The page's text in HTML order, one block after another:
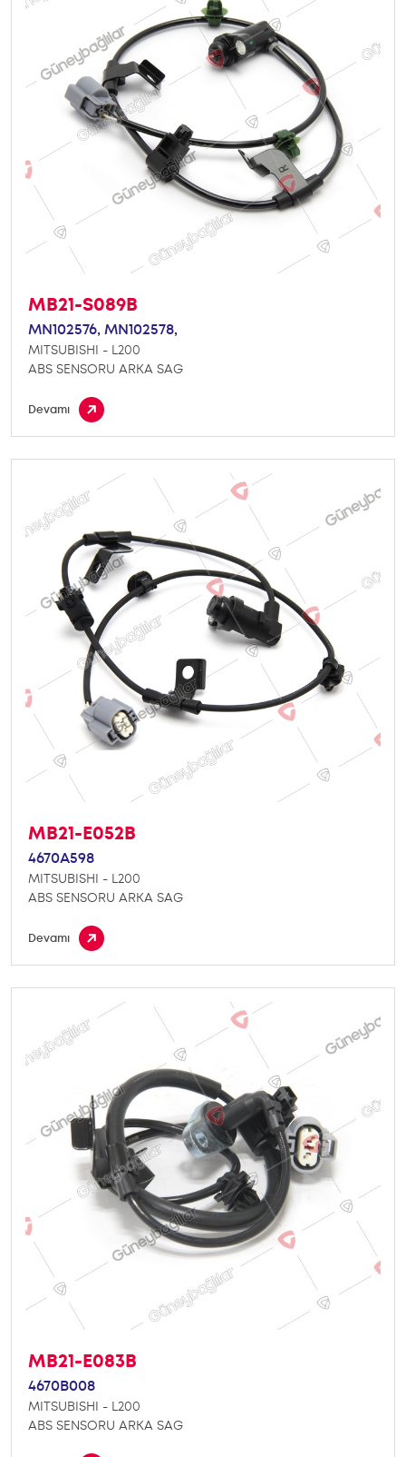
MB21-S089B
MN102576, MN102578,
MITSUBISHI - L200
ABS SENSORU ARKA SAG
Devamı
MB21-E052B
4670A598
MITSUBISHI - L200
ABS SENSORU ARKA SAG
Devamı
MB21-E083B
4670B008
MITSUBISHI - L200
ABS SENSORU ARKA SAG